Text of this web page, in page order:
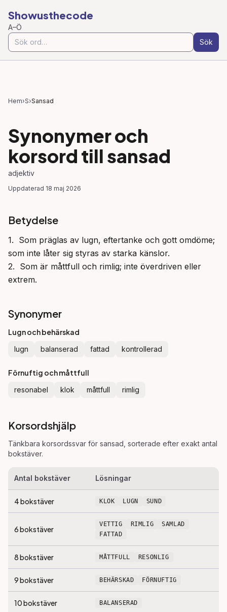
Showusthecode
A–Ö
Sök
Hem›S›Sansad
Synonymer och
korsord till sansad
adjektiv
Uppdaterad 18 maj 2026
Betydelse
1.  Som präglas av lugn, eftertanke och gott omdöme;
som inte låter sig styras av starka känslor.
2.  Som är måttfull och rimlig; inte överdriven eller
extrem.
Synonymer
Lugn och behärskad
lugn balanserad fattad kontrollerad
Förnuftig och måttfull
resonabel klok måttfull rimlig
Korsordshjälp
Tänkbara korsordssvar för sansad , sorterade efter exakt antal
bokstäver.
Antal bokstäver Lösningar
4bokstäver KLOK LUGN SUND
6bokstäver
VETTIG RIMLIG
SAMLAD
FATTAD
8bokstäver MÅTTFULL RESONLIG
9bokstäver BEHÄRSKAD FÖRNUFTIG
10bokstäver BALANSERAD